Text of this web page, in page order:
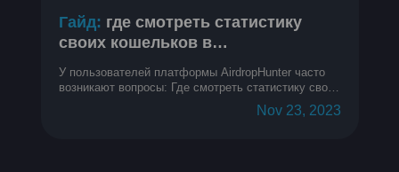
Гайд: где смотреть статистику
своих кошельков в
криптопроектах
У пользователей платформы AirdropHunter часто
возникают вопросы: Где смотреть статистику своих
кошельков? Как узнать метрики кошелька? Как
понять, на каком месте в топе мой кошелек?Nov 23, 2023